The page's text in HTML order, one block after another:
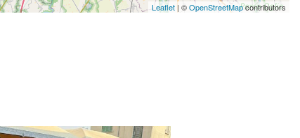
Leaflet | ©OpenStreetMapcontributors